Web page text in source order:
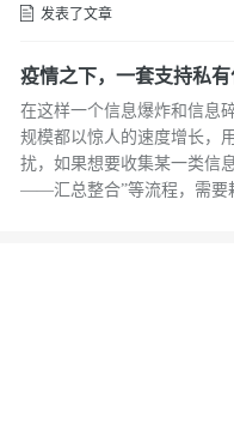
发表了文章
疫情之下，一套支持私
什么？
在这样一个信息爆炸和信息
规模都以惊人的速度增长，
扰，如果想要收集某一类信
——汇总整合”等流程，需要